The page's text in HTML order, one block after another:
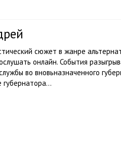
сюжет в жанре
онлайн. События
во вновьназначенного